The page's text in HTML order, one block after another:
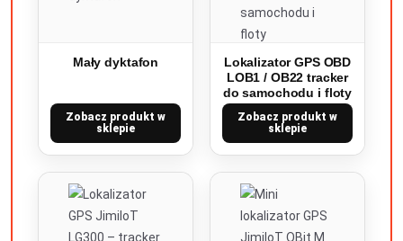
Mały dyktafon
Zobacz produkt w
sklepie
Lokalizator GPS OBD
LOB1 / OB22 tracker
do samochodu i floty
Zobacz produkt w
sklepie